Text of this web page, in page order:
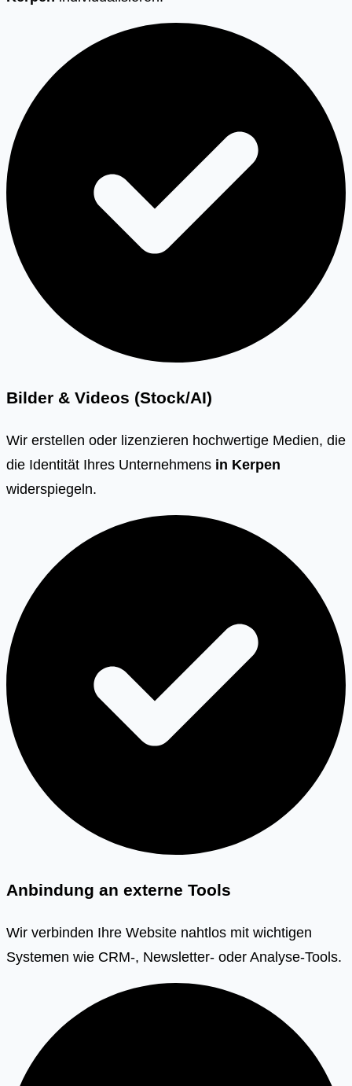
Bilder & Videos (Stock/AI)
Wir erstellen oder lizenzieren hochwertige Medien, die
die Identität Ihres Unternehmens in Kerpen
widerspiegeln.
Anbindung an externe Tools
Wir verbinden Ihre Website nahtlos mit wichtigen
Systemen wie CRM-, Newsletter- oder Analyse-Tools.